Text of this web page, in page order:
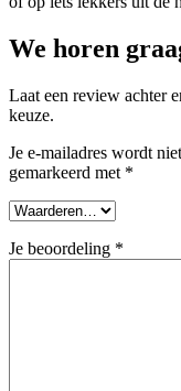
We horen
Laat een review achter
keuze.
Je e-mailadres wordt
gemarkeerd met *
Je beoordeling *